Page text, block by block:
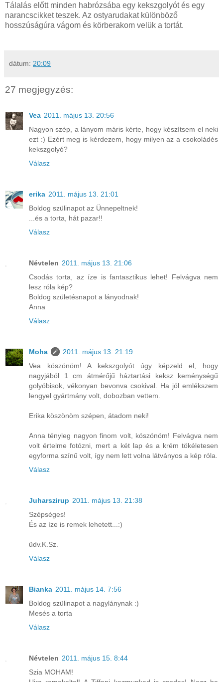
Tálalás előtt minden habrózsába egy kekszgolyót és egy
narancscikket teszek. Az ostyarudakat különböző
hosszúságúra vágom és körberakom velük a tortát.
dátum: 20:09
27 megjegyzés:
Vea 2011. május 13. 20:56
Nagyon szép, a lányom máris kérte, hogy készítsem el neki
ezt :) Ezért meg is kérdezem, hogy milyen az a csokoládés
kekszgolyó?
Válasz
erika 2011. május 13. 21:01
Boldog szülinapot az Ünnepeltnek!
...és a torta, hát pazar!!
Válasz
Névtelen 2011. május 13. 21:06
Csodás torta, az íze is fantasztikus lehet! Felvágva nem
lesz róla kép?
Boldog születésnapot a lányodnak!
Anna
Válasz
Moha
2011. május 13. 21:19
Vea köszönöm! A kekszgolyót úgy képzeld el, hogy
nagyjából 1 cm átmérőjű háztartási keksz keménységű
golyóbisok, vékonyan bevonva csokival. Ha jól emlékszem
lengyel gyártmány volt, dobozban vettem.
Erika köszönöm szépen, átadom neki!
Anna tényleg nagyon finom volt, köszönöm! Felvágva nem
volt értelme fotózni, mert a két lap és a krém tökéletesen
egyforma színű volt, így nem lett volna látványos a kép róla.
Válasz
Juharszirup 2011. május 13. 21:38
Szépséges!
És az íze is remek lehetett...:)
üdv.K.Sz.
Válasz
Bianka 2011. május 14. 7:56
Boldog szülinapot a nagylánynak :)
Mesés a torta
Válasz
Névtelen 2011. május 15. 8:44
Szia MOHAM!